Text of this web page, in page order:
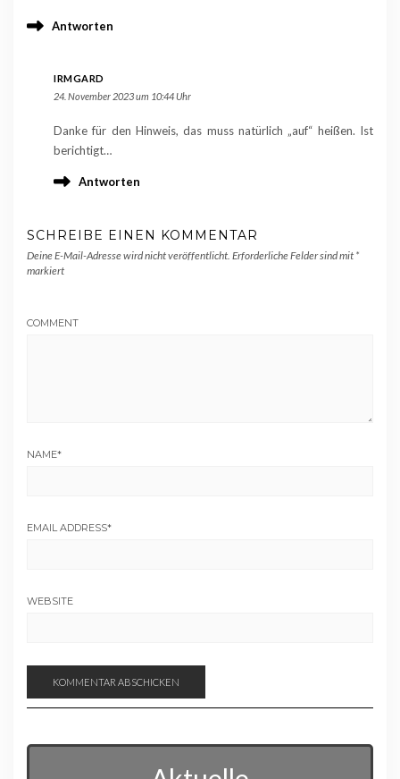
Antworten
IRMGARD
24. November 2023 um 10:44 Uhr
Danke für den Hinweis, das muss natürlich „auf“ heißen. Ist
berichtigt…
Antworten
SCHREIBE EINEN KOMMENTAR
Deine E-Mail-Adresse wird nicht veröffentlicht. Erforderliche Felder sind mit *
markiert
COMMENT
NAME*
EMAIL ADDRESS*
WEBSITE